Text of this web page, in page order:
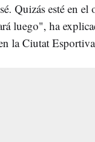
Quizás esté en el
luego", ha
la Ciutat